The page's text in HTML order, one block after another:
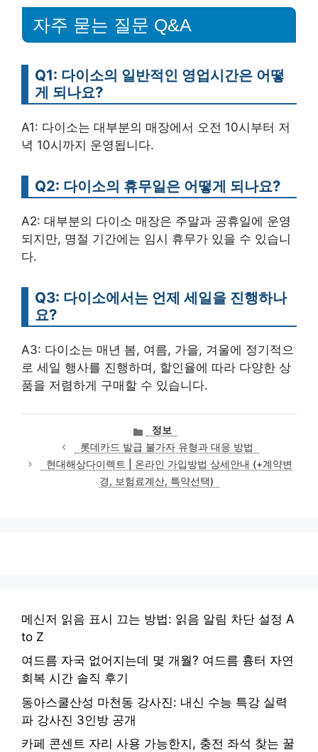
자주 묻는 질문 Q&A
Q1: 다이소의 일반적인 영업시간은 어떻
게 되나요?
A1: 다이소는 대부분의 매장에서 오전 10시부터 저
녁 10시까지 운영됩니다.
Q2: 다이소의 휴무일은 어떻게 되나요?
A2: 대부분의 다이소 매장은 주말과 공휴일에 운영
되지만, 명절 기간에는 임시 휴무가 있을 수 있습니
다.
Q3: 다이소에서는 언제 세일을 진행하나
요?
A3: 다이소는 매년 봄, 여름, 가을, 겨울에 정기적으
로 세일 행사를 진행하며, 할인율에 따라 다양한 상
품을 저렴하게 구매할 수 있습니다.
카
테
고
리
정보
롯데카드 발급 불가자 유형과 대응 방법
현대해상다이렉트 | 온라인 가입방법 상세안내 (+계약변
경, 보험료계산, 특약선택)
메신저 읽음 표시 끄는 방법: 읽음 알림 차단 설정 A
to Z
여드름 자국 없어지는데 몇 개월? 여드름 흉터 자연
회복 시간 솔직 후기
동아스쿨산성 마천동 강사진: 내신 수능 특강 실력
파 강사진 3인방 공개
카페 콘센트 자리 사용 가능한지, 충전 좌석 찾는 꿀